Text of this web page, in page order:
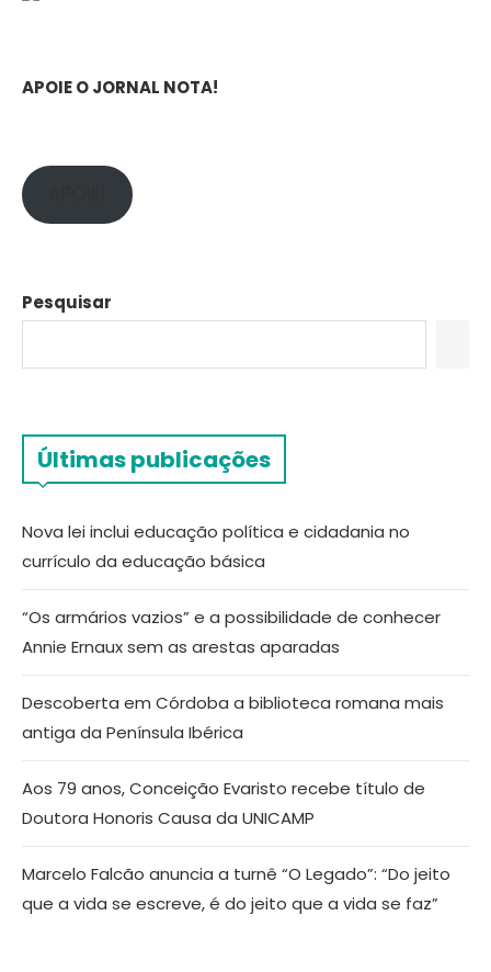
APOIE O JORNAL NOTA!
Pesquisar
Últimas publicações
Nova lei inclui educação política e cidadania no
currículo da educação básica
“Os armários vazios” e a possibilidade de conhecer
Annie Ernaux sem as arestas aparadas
Descoberta em Córdoba a biblioteca romana mais
antiga da Península Ibérica
Aos 79 anos, Conceição Evaristo recebe título de
Doutora Honoris Causa da UNICAMP
Marcelo Falcão anuncia a turnê “O Legado”: “Do jeito
que a vida se escreve, é do jeito que a vida se faz”